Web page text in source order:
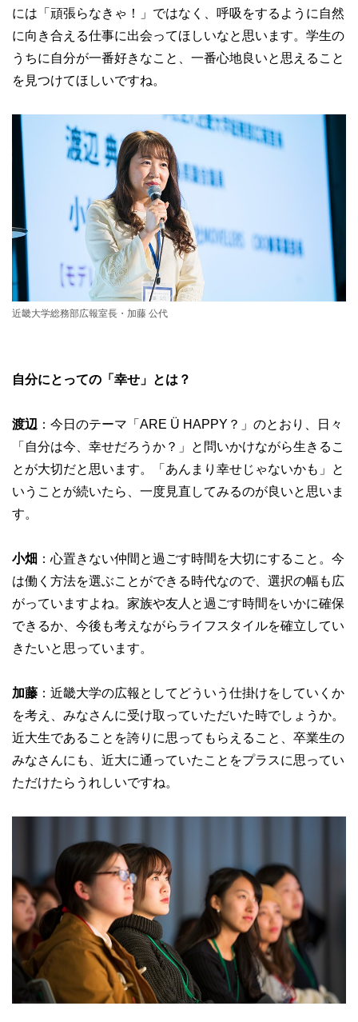
には「頑張らなきゃ！」ではなく、呼吸をするように自然
に向き合える仕事に出会ってほしいなと思います。学生の
うちに自分が一番好きなこと、一番心地良いと思えること
を見つけてほしいですね。
近畿大学総務部広報室長・加藤 公代
自分にとっての「幸せ」とは？
渡辺 ：今日のテーマ「ARE Ü HAPPY？」のとおり、日々
「自分は今、幸せだろうか？」と問いかけながら生きるこ
とが大切だと思います。「あんまり幸せじゃないかも」と
いうことが続いたら、一度見直してみるのが良いと思いま
す。
小畑 ：心置きない仲間と過ごす時間を大切にすること。今
は働く方法を選ぶことができる時代なので、選択の幅も広
がっていますよね。家族や友人と過ごす時間をいかに確保
できるか、今後も考えながらライフスタイルを確立してい
きたいと思っています。
加藤 ：近畿大学の広報としてどういう仕掛けをしていくか
を考え、みなさんに受け取っていただいた時でしょうか。
近大生であることを誇りに思ってもらえること、卒業生の
みなさんにも、近大に通っていたことをプラスに思ってい
ただけたらうれしいですね。